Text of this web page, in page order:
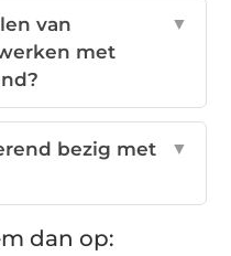
van
met
▼
bezig met
▼
dan op: